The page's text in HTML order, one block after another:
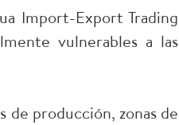
Import-Export Trading
vulnerables a las
de producción, zonas de